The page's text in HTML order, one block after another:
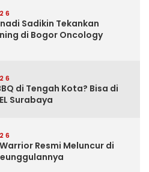
Sadikin Tekankan
di Bogor Oncology
di Tengah Kota? Bisa di
Surabaya
Resmi Meluncur di